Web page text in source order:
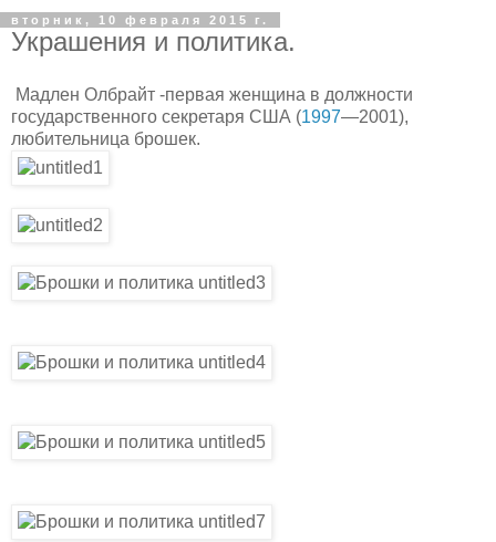
вторник, 10 февраля 2015 г.
Украшения и политика.
Мадлен Олбрайт -первая женщина в должности
государственного секретаря США (1997—2001),
любительница брошек.